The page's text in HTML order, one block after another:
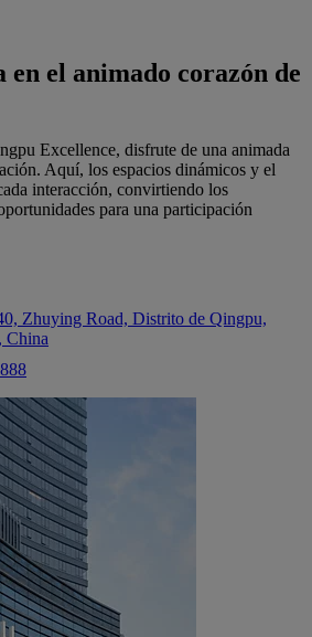
en el animado corazón de
Excellence, disfrute de una animada
Aquí, los espacios dinámicos y el
interacción, convirtiendo los
para una participación
Zhuying Road, Distrito de Qingpu,
China